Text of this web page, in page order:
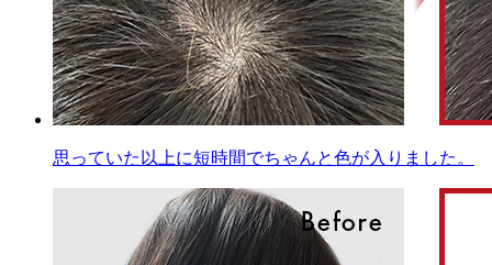
思っていた以上に短時間でちゃんと色が入りました。